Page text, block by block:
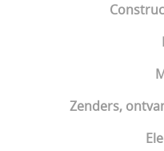
Zenders,